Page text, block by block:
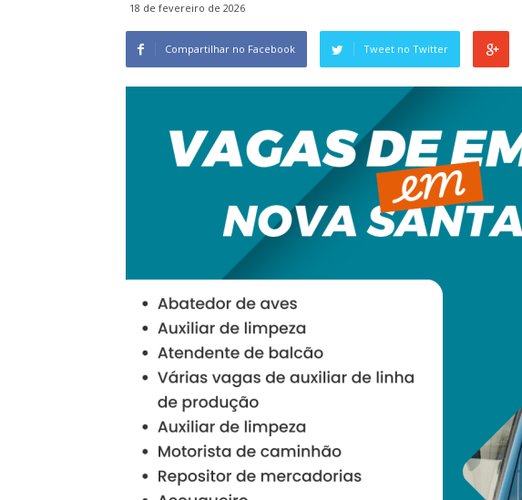
18 de fevereiro de 2026
Compartilhar no Facebook Tweet no Twitter